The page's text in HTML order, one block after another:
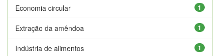
1
Economia circular
1
Extração da amêndoa
1
Indústria de alimentos